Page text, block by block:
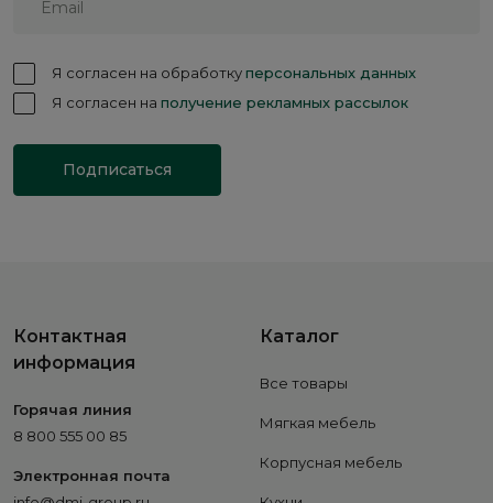
Я согласен на обработкуперсональных данных
Я согласен на получение рекламных рассылок
Подписаться
Контактная
информация
Горячая линия
8 800 555 00 85
Электронная почта
Каталог
Все товары
Мягкая мебель
Корпусная мебель